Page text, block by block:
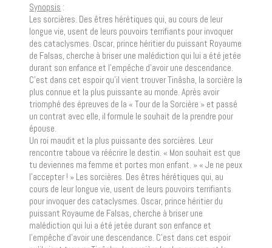
Synopsis :
Les sorcières. Des êtres hérétiques qui, au cours de leur
longue vie, usent de leurs pouvoirs terrifiants pour invoquer
des cataclysmes. Oscar, prince héritier du puissant Royaume
de Falsas, cherche à briser une malédiction qui lui a été jetée
durant son enfance et l’empêche d’avoir une descendance.
C’est dans cet espoir qu’il vient trouver Tinâsha, la sorcière la
plus connue et la plus puissante au monde. Après avoir
triomphé des épreuves de la « Tour de la Sorcière » et passé
un contrat avec elle, il formule le souhait de la prendre pour
épouse.
Un roi maudit et la plus puissante des sorcières. Leur
rencontre taboue va réécrire le destin. « Mon souhait est que
tu deviennes ma femme et portes mon enfant. » « Je ne peux
l’accepter ! » Les sorcières. Des êtres hérétiques qui, au
cours de leur longue vie, usent de leurs pouvoirs terrifiants
pour invoquer des cataclysmes. Oscar, prince héritier du
puissant Royaume de Falsas, cherche à briser une
malédiction qui lui a été jetée durant son enfance et
l’empêche d’avoir une descendance. C’est dans cet espoir